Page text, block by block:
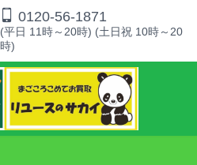
0120-56-1871
(平日 11時～20時) (土日祝 10時～20
時)